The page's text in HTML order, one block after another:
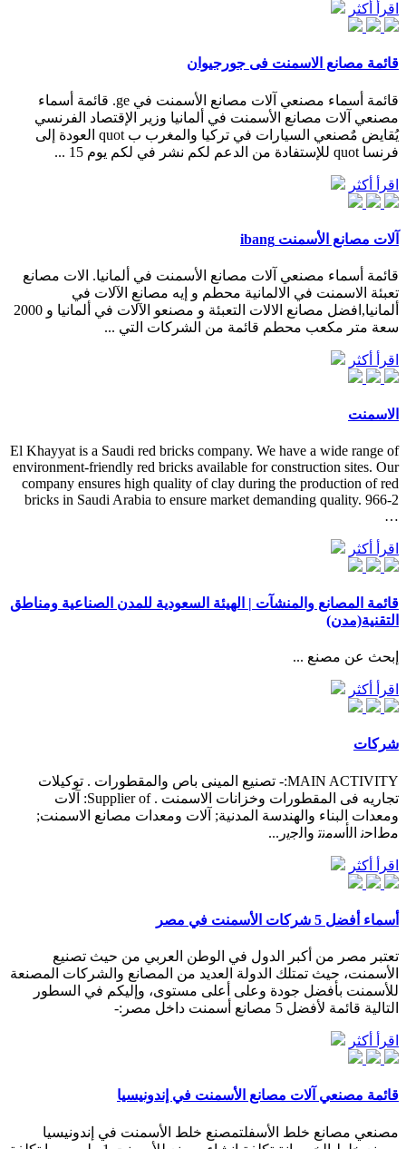
اقرأ أكثر
قائمة مصانع الاسمنت فى جورجيوان
قائمة أسماء مصنعي آلات مصانع الأسمنت في ge. قائمة أسماء
مصنعي آلات مصانع الأسمنت في ألمانيا وزير الإقتصاد الفرنسي
يُقايض مٌصنعي السيارات في تركيا والمغرب ب quot العودة إلى
فرنسا quot للإستفادة من الدعم لكم نشر في لكم يوم 15 ...
اقرأ أكثر
آلات مصانع الأسمنت ibang
قائمة أسماء مصنعي آلات مصانع الأسمنت في ألمانيا. الات مصانع
تعبئة الاسمنت في الالمانية محطم و إيه مصانع الآلات في
ألمانيا,افضل مصانع الالات التعبئة و مصنعو الآلات في ألمانيا و 2000
سعة متر مكعب محطم قائمة من الشركات التي ...
اقرأ أكثر
الاسمنت
El Khayyat is a Saudi red bricks company. We have a wide range of
environment-friendly red bricks available for construction sites. Our
company ensures high quality of clay during the production of red
bricks in Saudi Arabia to ensure market demanding quality. 966-2
…
اقرأ أكثر
قائمة المصانع والمنشآت | الهيئة السعودية للمدن الصناعية ومناطق
التقنية(مدن)
إبحث عن مصنع ...
اقرأ أكثر
شركات
MAIN ACTIVITY:- تصنيع المينى باص والمقطورات . توكيلات
تجاريه فى المقطورات وخزانات الاسمنت . Supplier of: آلات
ومعدات البناء والهندسة المدنية; آلات ومعدات مصانع الاسمنت;
ﻣﻁﺍﺣﻧ ﺍﻟﺃﺳﻣﻧﺗ ﻭﺍﻟﺟﻳﺭ...
اقرأ أكثر
أسماء أفضل 5 شركات الأسمنت في مصر
تعتبر مصر من أكبر الدول في الوطن العربي من حيث تصنيع
الأسمنت، حيث تمتلك الدولة العديد من المصانع والشركات المصنعة
للأسمنت بأفضل جودة وعلى أعلى مستوى، وإليكم في السطور
التالية قائمة لأفضل 5 مصانع أسمنت داخل مصر:-
اقرأ أكثر
قائمة مصنعي آلات مصانع الأسمنت في إندونيسيا
مصنعي مصانع خلط الأسفلتمصنع خلط الأسمنت في إندونيسيا